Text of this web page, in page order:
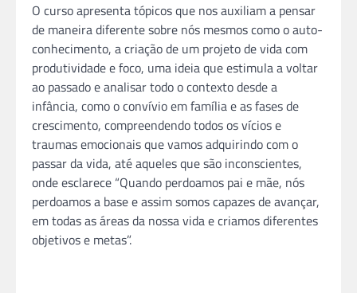
O curso apresenta tópicos que nos auxiliam a pensar
de maneira diferente sobre nós mesmos comooauto-
conhecimento, a criaçãode um projeto de vida com
produtividade e foco, uma ideia que estimula a voltar
ao passado e analisar todoocontexto desde a
infância, comooconvívio em família e as fases de
crescimento, compreendendo todos os vícios e
traumas emocionais que vamos adquirindo como
passar da vida, até aqueles que são inconscientes,
onde esclarece “Quando perdoamos pai e mãe, nós
perdoamos a base e assim somos capazes de avançar,
em todas as áreas da nossa vida e criamos diferentes
objetivos e metas”.